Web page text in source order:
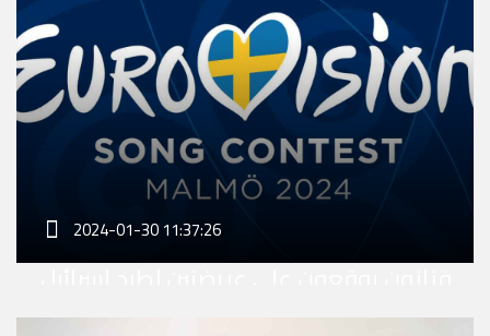
2024-01-30 11:37:26
فنانون يوقعون على عريضتين لطرد إسرائيل
من "يورو فيجين 2024"